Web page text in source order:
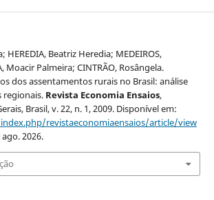
HEREDIA, Beatriz Heredia; MEDEIROS,
Moacir Palmeira; CINTRÃO, Rosângela.
dos assentamentos rurais no Brasil: análise
regionais. Revista Economia Ensaios,
Brasil, v. 22, n. 1, 2009. Disponível em:
revistaeconomiaensaios/article/view
2026.